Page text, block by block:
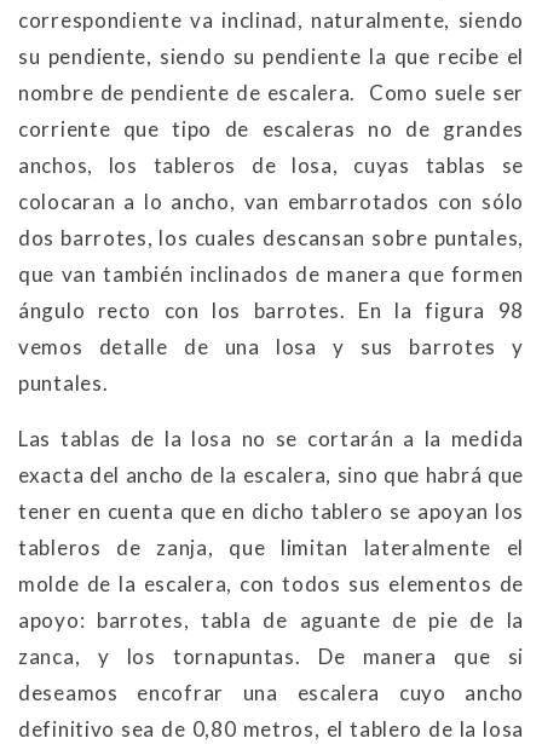
correspondiente va inclinad, naturalmente, siendo
su pendiente, siendo su pendiente la que recibe el
nombre de pendiente de escalera. Como suele ser
corriente que tipo de escaleras no de grandes
anchos, los tableros de losa, cuyas tablas se
colocaran a lo ancho, van embarrotados con sólo
dos barrotes, los cuales descansan sobre puntales,
que van también inclinados de manera que formen
ángulo recto con los barrotes. En la figura 98
vemos detalle de una losa y sus barrotes y
puntales.
Las tablas de la losa no se cortarán a la medida
exacta del ancho de la escalera, sino que habrá que
tener en cuenta que en dicho tablero se apoyan los
tableros de zanja, que limitan lateralmente el
molde de la escalera, con todos sus elementos de
apoyo: barrotes, tabla de aguante de pie de la
zanca, y los tornapuntas. De manera que si
deseamos encofrar una escalera cuyo ancho
definitivo sea de 0,80 metros, el tablero de la losa